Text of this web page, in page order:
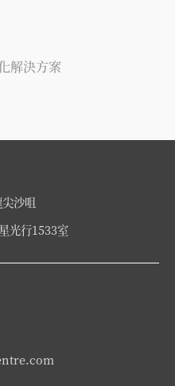
解決方案
沙咀
光行1533室